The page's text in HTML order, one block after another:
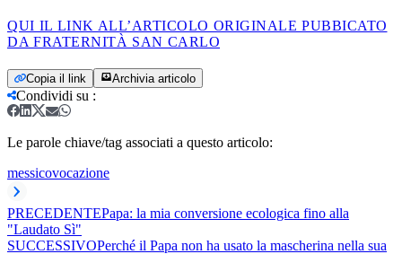
QUI IL LINK ALL’ARTICOLO ORIGINALE PUBBICATO
DA FRATERNITÀ SAN CARLO
Copia il link Archivia articolo
Condividi su :
Le parole chiave/tag associati a questo articolo:
messicovocazione
PRECEDENTEPapa: la mia conversione ecologica fino alla
"Laudato Sì"
SUCCESSIVOPerché il Papa non ha usato la mascherina nella sua